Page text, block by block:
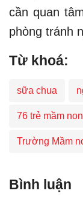
cần quan
phòng tránh
Từ khoá:
sữa chua
76 trẻ mầm
Trường Mầm
Bình luận